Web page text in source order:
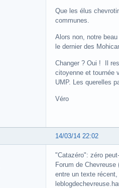
Que les élus
communes.
Alors non, notre
le dernier des
Changer ? Oui ! Il
citoyenne et tournée
UMP. Les querelles
Véro
14/03/14 22:02
"Catazéro": zéro
Forum de
entre un texte